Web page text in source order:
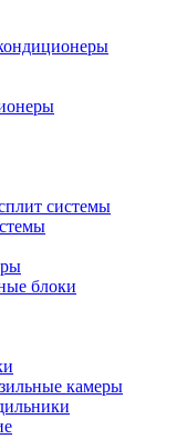
системы
блоки
камеры